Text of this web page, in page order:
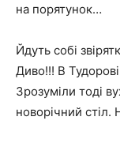
на порятунок…
Йдуть собі
Диво!!! В
Зрозуміли тоді
новорічний стіл.